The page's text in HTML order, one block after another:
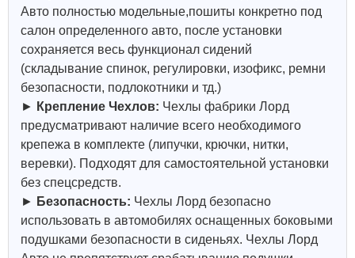
Авто полностью модельные,пошиты конкретно под
салон определенного авто, после установки
сохраняется весь функционал сидений
(складывание спинок, регулировки, изофикс, ремни
безопасности, подлокотники и тд.)
► Крепление Чехлов: Чехлы фабрики Лорд
предусматривают наличие всего необходимого
крепежа в комплекте (липучки, крючки, нитки,
веревки). Подходят для самостоятельной установки
без спецсредств.
► Безопасность: Чехлы Лорд безопасно
использовать в автомобилях оснащенных боковыми
подушками безопасности в сиденьях. Чехлы Лорд